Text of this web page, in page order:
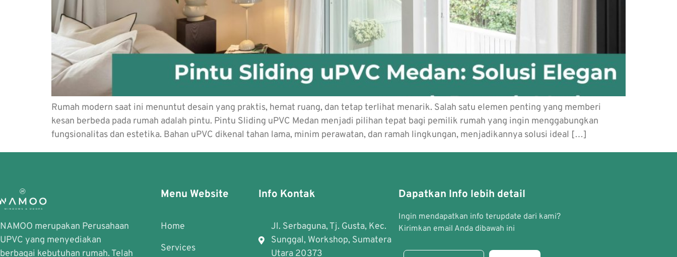
Rumah modern saat ini menuntut desain yang praktis, hemat ruang, dan tetap terlihat menarik. Salah satu elemen penting yang memberi
kesan berbeda pada rumah adalah pintu. Pintu Sliding uPVC Medan menjadi pilihan tepat bagi pemilik rumah yang ingin menggabungkan
fungsionalitas dan estetika. Bahan uPVC dikenal tahan lama, minim perawatan, dan ramah lingkungan, menjadikannya solusi ideal […]
NAMOO merupakan Perusahaan
UPVC yang menyediakan
berbagai kebutuhan rumah. Telah
Menu Website
Home
Services
Info Kontak
Jl. Serbaguna, Tj. Gusta, Kec.
Sunggal, Workshop, Sumatera
Utara 20373
Dapatkan Info lebih detail
Ingin mendapatkan info terupdate dari kami?
Kirimkan email Anda dibawah ini